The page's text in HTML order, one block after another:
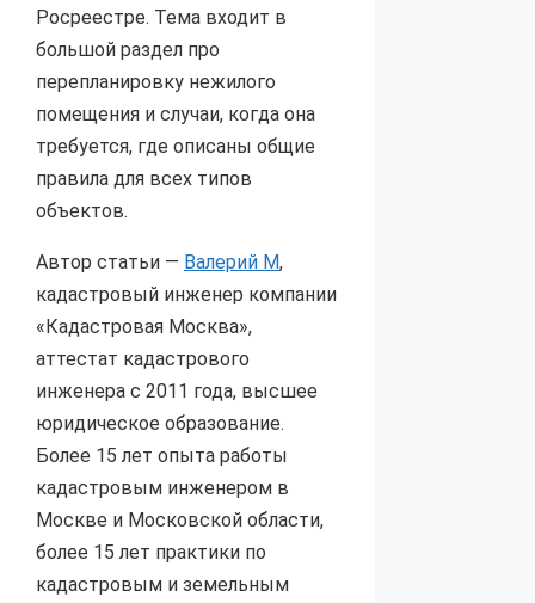
Росреестре. Тема входит в
большой раздел про
перепланировку нежилого
помещения и случаи, когда она
требуется, где описаны общие
правила для всех типов
объектов.
Автор статьи — Валерий М,
кадастровый инженер компании
«Кадастровая Москва»,
аттестат кадастрового
инженера с 2011 года, высшее
юридическое образование.
Более 15 лет опыта работы
кадастровым инженером в
Москве и Московской области,
более 15 лет практики по
кадастровым и земельным